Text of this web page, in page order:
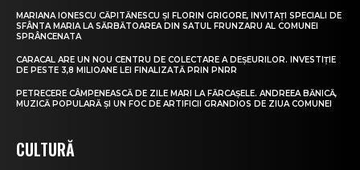
MARIANA IONESCU CĂPITĂNESCU ȘI FLORIN GRIGORE, INVITAȚI SPECIALI DE
SFÂNTA MARIA LA SĂRBĂTOAREA DIN SATUL FRUNZARU AL COMUNEI
SPRÂNCENATA
CARACAL ARE UN NOU CENTRU DE COLECTARE A DEȘEURILOR. INVESTIȚIE
DE PESTE 3,8 MILIOANE LEI FINALIZATĂ PRIN PNRR
PETRECERE CÂMPENEASCĂ DE ZILE MARI LA FĂRCAȘELE. ANDREEA BĂNICĂ,
MUZICĂ POPULARĂ ȘI UN FOC DE ARTIFICII GRANDIOS DE ZIUA COMUNEI
CULTURĂ